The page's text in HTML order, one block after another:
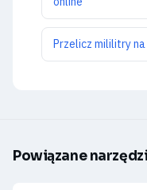
Przelicz mililitry
Powiązane